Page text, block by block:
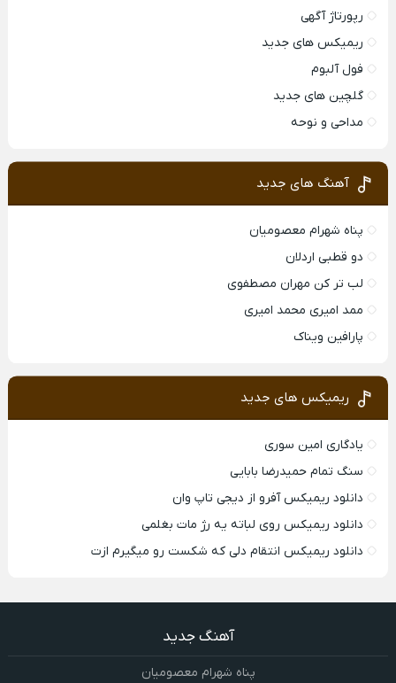
رپورتاژ آگهی
ریمیکس های جدید
فول آلبوم
گلچین های جدید
مداحی و نوحه
آهنگ های جدید
پناه شهرام معصومیان
دو قطبی اردلان
لب تر کن مهران مصطفوی
ممد امیری محمد امیری
پارافین ویناک
ریمیکس های جدید
یادگاری امین سوری
سنگ تمام حمیدرضا بابایی
دانلود ریمیکس آفرو از ديجی تاپ وان
دانلود ریمیکس روی لباته یه رژ مات بغلمی
دانلود ریمیکس انتقام دلی که شکست رو میگیرم ازت
آهنگ جدید
پناه شهرام معصومیان